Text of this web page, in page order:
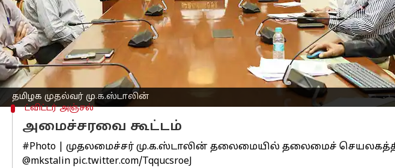
தமிழக முதல்வர் மு.க.ஸ்டாலின்
முன்னர் அமைச்சர்களிடம் கலந்தாலோசிக்க இந்த
இந்த பொதுக்கூட்டத்தில் துணை முதல்வராக உதயநிதி
எதிர்பார்க்கப்பட்ட நேரத்தில்,உதயநிதி ஸ்டாலின்
பாரிஸில் நடைபெற்ற ஒலிம்பிக்ஸ் போட்டிகளை நேரில்
ட்விட்டர் அஞ்சல்
அமைச்சரவை கூட்டம்
#Photo | முதலமைச்சர் மு.க.ஸ்டாலின் தலைமையில் தலைமைச்
@mkstalin pic.twitter.com/TqqucsroeJ